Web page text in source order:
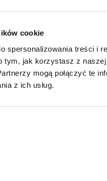
cookie
spersonalizowania treści i
tym, jak korzystasz z
mogą połączyć te
z ich usług.
Kontakt